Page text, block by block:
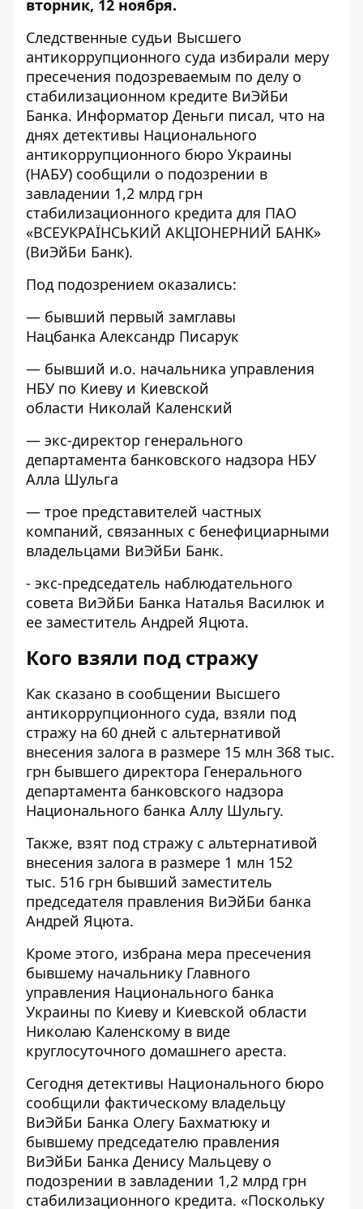
вторник, 12 ноября.
Следственные судьи Высшего
антикоррупционного суда избирали меру
пресечения подозреваемым по делу о
стабилизационном кредите ВиЭйБи
Банка. Информатор Деньги писал, что на
днях детективы Национального
антикоррупционного бюро Украины
(НАБУ) сообщили о подозрении в
завладении 1,2 млрд грн
стабилизационного кредита для ПАО
«ВСЕУКРАЇНСЬКИЙ АКЦІОНЕРНИЙ БАНК»
(ВиЭйБи Банк).
Под подозрением оказались:
— бывший первый замглавы
Нацбанка Александр Писарук
— бывший и.о. начальника управления
НБУ по Киеву и Киевской
области Николай Каленский
— экс-директор генерального
департамента банковского надзора НБУ
Алла Шульга
— трое представителей частных
компаний, связанных с бенефициарными
владельцами ВиЭйБи Банк.
- экс-председатель наблюдательного
совета ВиЭйБи Банка Наталья Василюк и
ее заместитель Андрей Яцюта.
Кого взяли под стражу
Как сказано в сообщении Высшего
антикоррупционного суда, взяли под
стражу на 60 дней с альтернативой
внесения залога в размере 15 млн 368 тыс.
грн бывшего директора Генерального
департамента банковского надзора
Национального банка Аллу Шульгу.
Также, взят под стражу с альтернативой
внесения залога в размере 1 млн 152
тыс. 516 грн бывший заместитель
председателя правления ВиЭйБи банка
Андрей Яцюта.
Кроме этого, избрана мера пресечения
бывшему начальнику Главного
управления Национального банка
Украины по Киеву и Киевской области
Николаю Каленскому в виде
круглосуточного домашнего ареста.
Сегодня детективы Национального бюро
сообщили фактическому владельцу
ВиЭйБи Банка Олегу Бахматюку и
бывшему председателю правления
ВиЭйБи Банка Денису Мальцеву о
подозрении в завладении 1,2 млрд грн
стабилизационного кредита. «Поскольку